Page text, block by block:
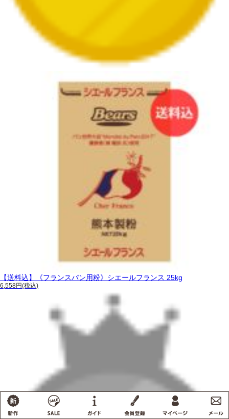
【送料込】《フランスパン用粉》シエールフランス 25kg
6,558円(税込)